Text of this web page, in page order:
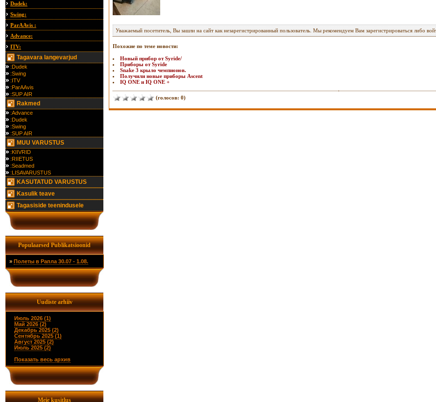
Dudek:
Swing:
ParAAvis :
Advance:
ITV:
Tagavara langevarjud
:Dudek
:Swing
:ITV
:ParAAvis
:SUP AIR
Rakmed
:Advance
:Dudek
:Swing
:SUP AIR
MUU VARUSTUS
:KIIVRID
:RIIETUS
:Seadmed
:LISAVARUSTUS
KASUTATUD VARUSTUS
Kasulik teave
Tagasiside teenindusele
Populaarsed Publikatsioonid
» Полеты в Рапла 30.07 - 1.08.
Uudiste arhiiv
Июль 2026 (1)
Май 2026 (2)
Декабрь 2025 (2)
Сентябрь 2025 (1)
Август 2025 (2)
Июль 2025 (2)
Показать весь архив
Meie kusitlus
Уважаемый посетитель, Вы зашли на сайт как незарегистрированный пользователь. Мы рекомендуем Вам зарегистрироваться либо
Похожие по теме новости:
Новый прибор от Syride/
Приборы от Syride
Snake 3 крыло чемпионов.
Получили новые приборы Ascent
IQ ONE и IQ ONE +
(голосов: 0)